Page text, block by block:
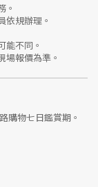
。
依規辦理。
能不同。
場報價為準。
購物七日鑑賞期 。